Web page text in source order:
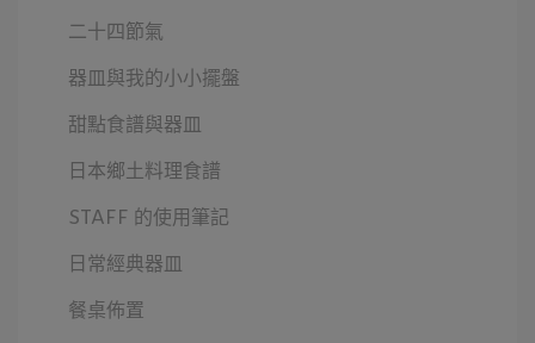
二十四節氣
器皿與我的小小擺盤
甜點食譜與器皿
日本鄉土料理食譜
STAFF 的使用筆記
日常經典器皿
餐桌佈置